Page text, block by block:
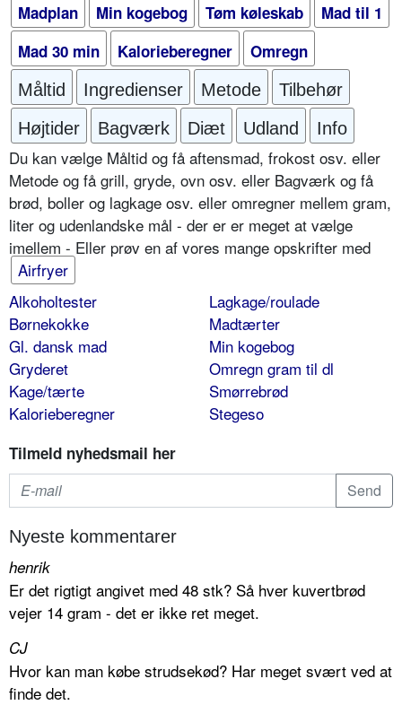
Madplan Min kogebog Tøm køleskab
Mad til 1
Mad 30 min
Kalorieberegner Omregn
Måltid Ingredienser Metode
Tilbehør
Højtider
Bagværk Diæt Udland Info
Du kan vælge Måltid og få aftensmad, frokost osv. eller
Metode og få grill, gryde, ovn osv. eller Bagværk og få
brød, boller og lagkage osv. eller omregner mellem gram,
liter og udenlandske mål - der er er meget at vælge
imellem - Eller prøv en af vores mange opskrifter med
Airfryer
Alkoholtester
Børnekokke
Gl. dansk mad
Gryderet
Kage/tærte
Kalorieberegner
Lagkage/roulade
Madtærter
Min kogebog
Omregn gram til dl
Smørrebrød
Stegeso
Tilmeld nyhedsmail her
Nyeste kommentarer
henrik
Er det rigtigt angivet med 48 stk? Så hver kuvertbrød
vejer 14 gram - det er ikke ret meget.
CJ
Hvor kan man købe strudsekød? Har meget svært ved at
finde det.